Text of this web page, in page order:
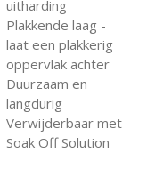
uitharding
Plakkende laag -
laat een plakkerig
oppervlak achter
Duurzaam en
langdurig
Verwijderbaar met
Soak Off Solution